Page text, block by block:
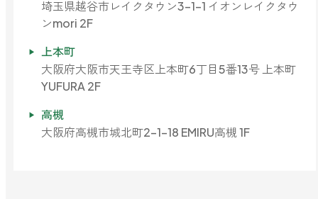
埼玉県越谷市レイクタウン3-1-1 イオンレイクタウ
ンmori 2F
上本町
大阪府大阪市天王寺区上本町6丁目5番13号 上本町
YUFURA 2F
高槻
大阪府高槻市城北町2-1-18 EMIRU高槻 1F